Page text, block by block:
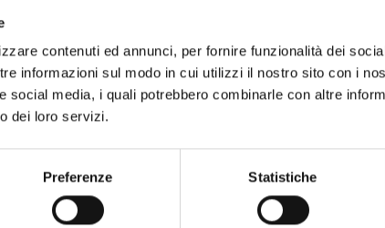
contenuti ed annunci, per fornire funzionalità dei
informazioni sul modo in cui utilizzi il nostro sito con i
social media, i quali potrebbero combinarle con altre
dei loro servizi.
Preferenze Statistiche
che possieda però specifiche caratteristiche. Una mente che
di condivisione/restituzione. Inoltre che abbia tra i suoi compiti
potranno consentirle di fare le stesse operazioni con le proprie
libera e al tempo stesso capace di condivisione, in
(Bion, 1996, pp. 117).
non unica, la modalità sensoriale di fare e costruire esperienza a